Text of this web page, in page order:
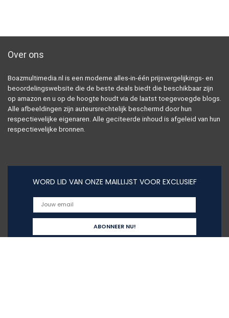
Over ons
Boazmultimedia.nl is een moderne alles-in-één prijsvergelijkings- en
beoordelingswebsite die de beste deals biedt die beschikbaar zijn
op amazon en u op de hoogte houdt via de laatst toegevoegde blogs.
Alle afbeeldingen zijn auteursrechtelijk beschermd door hun
respectievelijke eigenaren. Alle geciteerde inhoud is afgeleid van hun
respectievelijke bronnen.
WORD LID VAN ONZE MAILLIJST VOOR EXCLUSIEF